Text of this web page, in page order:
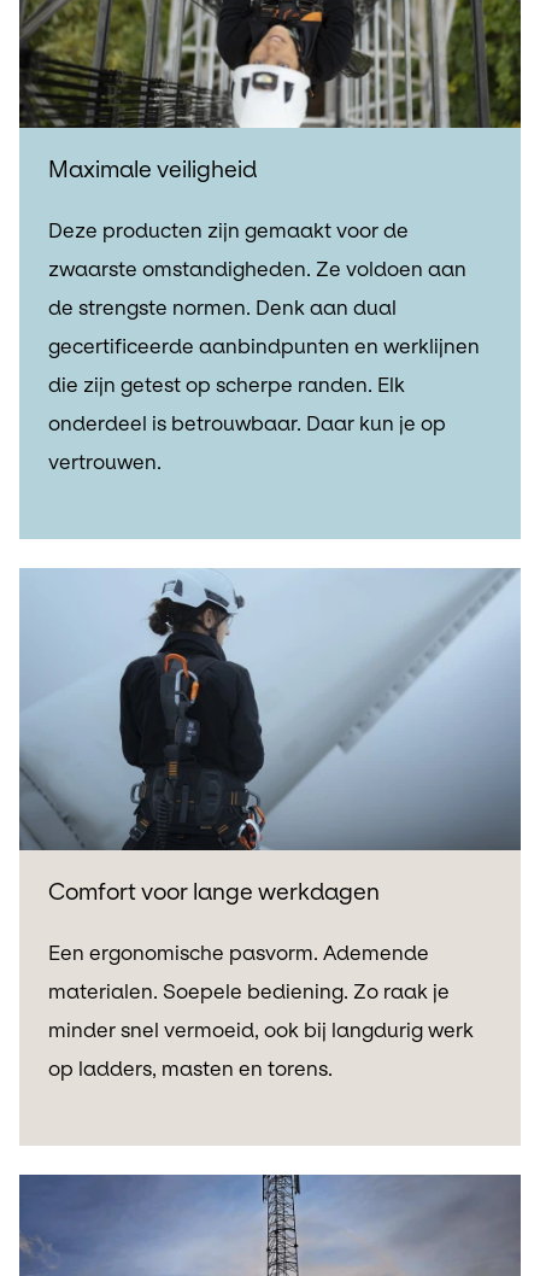
Maximale veiligheid
Deze producten zijn gemaakt voor de
zwaarste omstandigheden. Ze voldoen aan
de strengste normen. Denk aan dual
gecertificeerde aanbindpunten en werklijnen
die zijn getest op scherpe randen. Elk
onderdeel is betrouwbaar. Daar kun je op
vertrouwen.
Comfort voor lange werkdagen
Een ergonomische pasvorm. Ademende
materialen. Soepele bediening. Zo raak je
minder snel vermoeid, ook bij langdurig werk
op ladders, masten en torens.